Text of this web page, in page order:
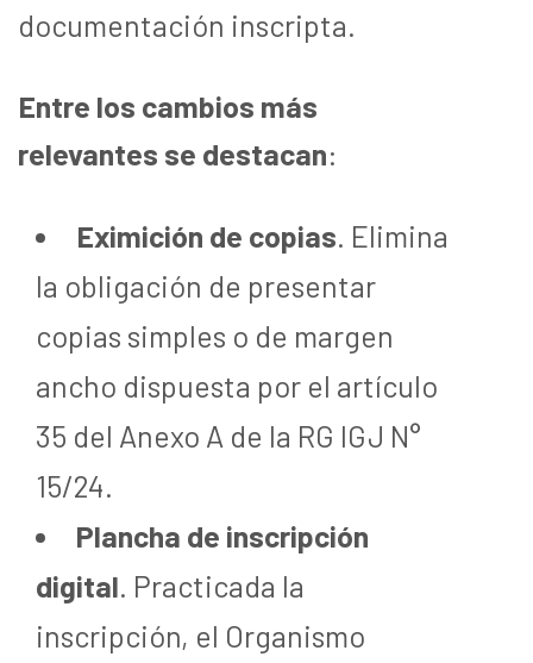
documentación inscripta.
Entre los cambios más
relevantes se destacan:
Eximición de copias. Elimina
la obligación de presentar
copias simples o de margen
ancho dispuesta por el artículo
35 del Anexo A de la RG IGJ N°
15/24.
Plancha de inscripción
digital. Practicada la
inscripción, el Organismo